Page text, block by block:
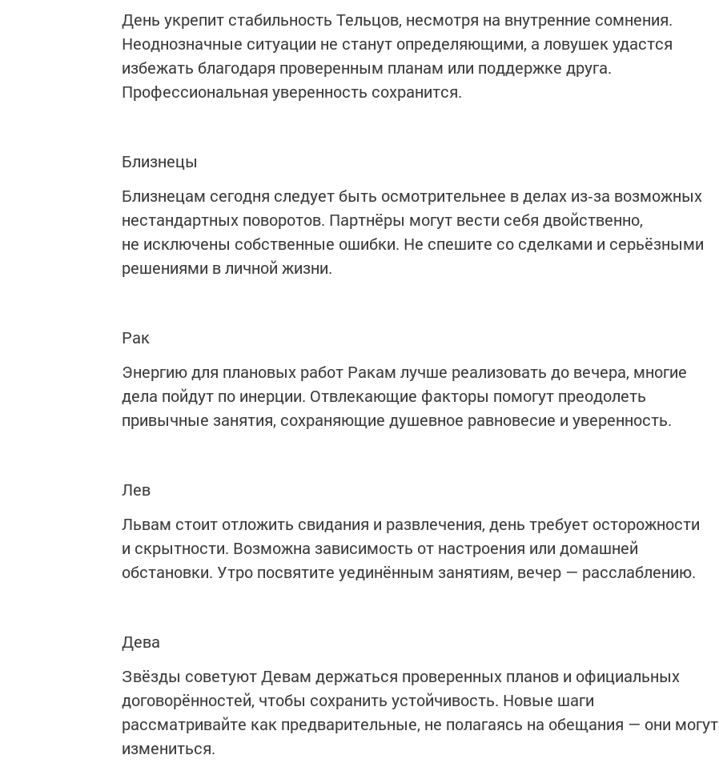
День укрепит стабильность Тельцов, несмотря на внутренние сомнения.
Неоднозначные ситуации не станут определяющими, а ловушек удастся
избежать благодаря проверенным планам или поддержке друга.
Профессиональная уверенность сохранится.
Близнецы
Близнецам сегодня следует быть осмотрительнее в делах из‑за возможных
нестандартных поворотов. Партнёры могут вести себя двойственно,
не исключены собственные ошибки. Не спешите со сделками и серьёзными
решениями в личной жизни.
Рак
Энергию для плановых работ Ракам лучше реализовать до вечера, многие
дела пойдут по инерции. Отвлекающие факторы помогут преодолеть
привычные занятия, сохраняющие душевное равновесие и уверенность.
Лев
Львам стоит отложить свидания и развлечения, день требует осторожности
и скрытности. Возможна зависимость от настроения или домашней
обстановки. Утро посвятите уединённым занятиям, вечер — расслаблению.
Дева
Звёзды советуют Девам держаться проверенных планов и официальных
договорённостей, чтобы сохранить устойчивость. Новые шаги
рассматривайте как предварительные, не полагаясь на обещания — они могут
измениться.